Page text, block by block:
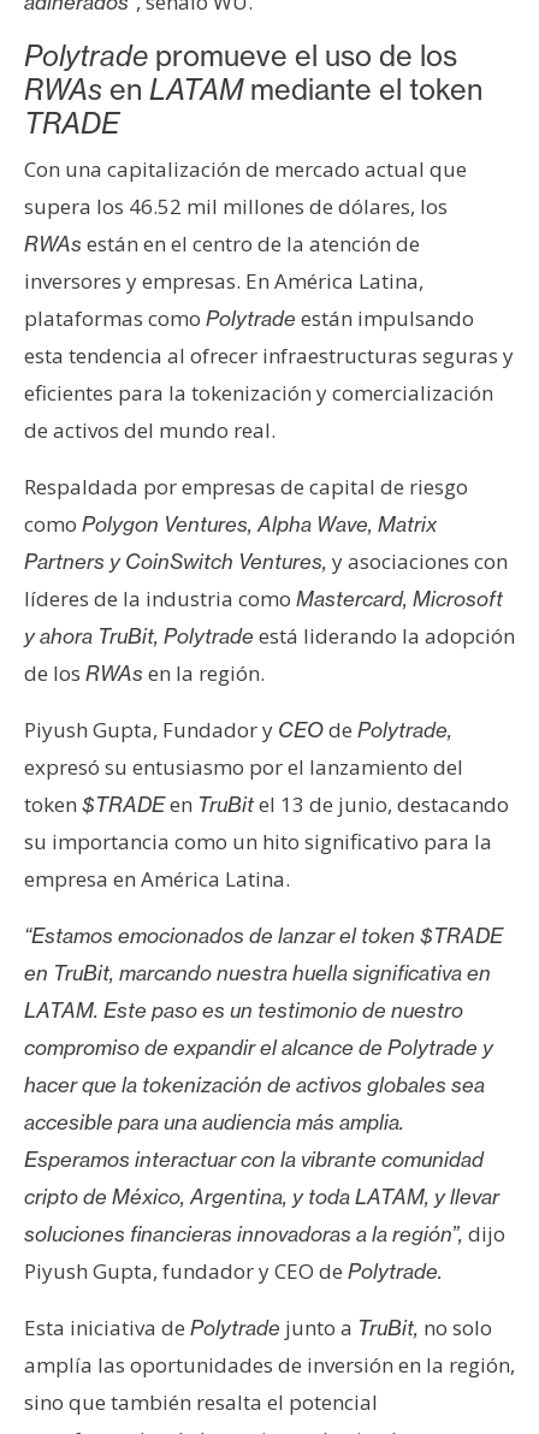
y
P
u
b
l
i
c
d
a
d
Polytrade promueve el uso de los
RWAs en LATAMmediante el token
TRADE
Con una capitalización de mercado actual que
supera los 46.52 mil millones de dólares, los
RWAs están en el centro de la atención de
inversores y empresas. En América Latina,
plataformas como Polytrade están impulsando
esta tendencia al ofrecer infraestructuras seguras y
eficientes para la tokenización y comercialización
de activos del mundo real.
Respaldada por empresas de capital de riesgo
como Polygon Ventures, Alpha Wave, Matrix
Partners y CoinSwitch Ventures, y asociaciones con
líderes de la industria como Mastercard, Microsoft
y ahora TruBit, Polytrade está liderando la adopción
de los RWAs en la región.
Piyush Gupta, Fundador y CEOde Polytrade,
expresó su entusiasmo por el lanzamiento del
token $TRADEen TruBitel 13 de junio, destacando
su importancia como un hito significativo para la
empresa en América Latina.
“Estamos emocionados de lanzar el token $TRADE
en TruBit, marcando nuestra huella significativa en
LATAM. Este paso es un testimonio de nuestro
compromiso de expandir el alcance de Polytrade y
hacer que la tokenización de activos globales sea
accesible para una audiencia más amplia.
Esperamos interactuar con la vibrante comunidad
cripto de México, Argentina, y toda LATAM, y llevar
soluciones financieras innovadoras a la región”, dijo
Piyush Gupta, fundador y CEO de Polytrade.
Esta iniciativa de Polytrade junto a TruBit, no solo
amplía las oportunidades de inversión en la región,
sino que también resalta el potencial